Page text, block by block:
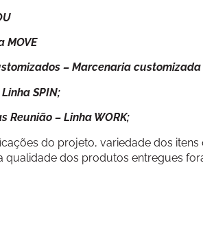
MOVE
– Marcenaria customizada
SPIN;
Reunião – Linha WORK;
do projeto, variedade dos
qualidade dos produtos entregues